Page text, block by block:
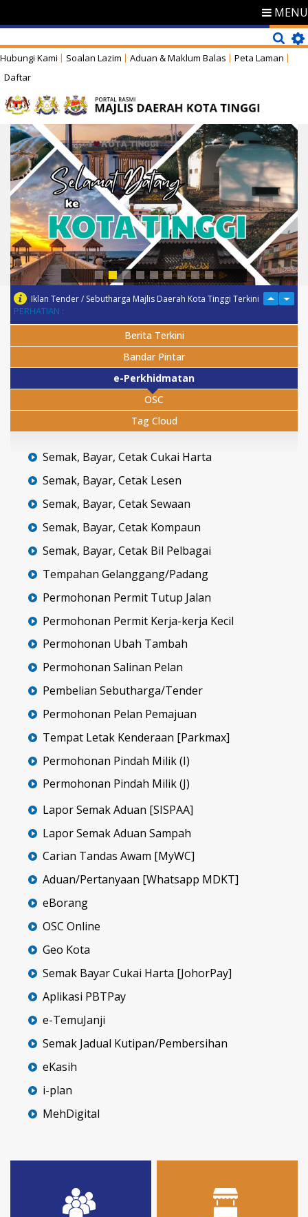
MENU
Hubungi Kami Soalan Lazim Aduan & Maklum Balas
Peta Laman
Daftar
PERHATIAN :
Iklan Tender / Sebutharga Majlis Daerah Kota Tinggi Terkini
Berita Terkini
Bandar Pintar
e-Perkhidmatan
OSC
Tag Cloud
Semak, Bayar, Cetak Cukai Harta
Semak, Bayar, Cetak Lesen
Semak, Bayar, Cetak Sewaan
Semak, Bayar, Cetak Kompaun
Semak, Bayar, Cetak Bil Pelbagai
Tempahan Gelanggang/Padang
Permohonan Permit Tutup Jalan
Permohonan Permit Kerja-kerja Kecil
Permohonan Ubah Tambah
Permohonan Salinan Pelan
Pembelian Sebutharga/Tender
Permohonan Pelan Pemajuan
Tempat Letak Kenderaan [Parkmax]
Permohonan Pindah Milik (I)
Permohonan Pindah Milik (J)
Lapor Semak Aduan [SISPAA]
Lapor Semak Aduan Sampah
Carian Tandas Awam [MyWC]
Aduan/Pertanyaan [Whatsapp MDKT]
eBorang
OSC Online
Geo Kota
Semak Bayar Cukai Harta [JohorPay]
Aplikasi PBTPay
e-TemuJanji
Semak Jadual Kutipan/Pembersihan
eKasih
i-plan
MehDigital